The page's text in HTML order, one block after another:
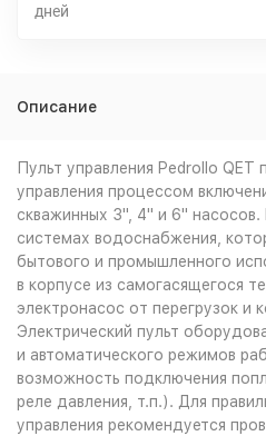
дней
Описание
Пульт управления Pedrollo QET
управления процессом
скважинных 3", 4" и 6" насосов.
системах водоснабжения,
бытового и промышленного
в корпусе из самогасящегося
электронасос от перегрузок и
Электрический пульт
и автоматического режимов
возможность подключения
реле давления, т.п.). Для
управления рекомендуется